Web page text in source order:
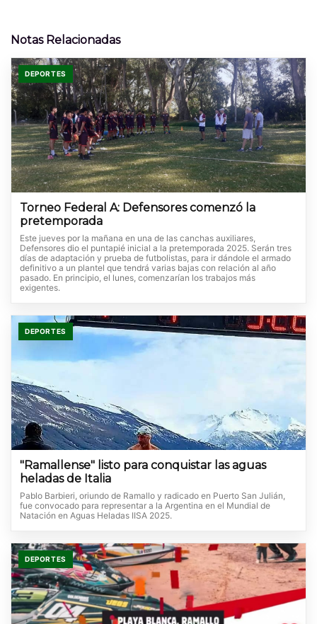
Notas Relacionadas
DEPORTES
Torneo Federal A: Defensores comenzó la
pretemporada
Este jueves por la mañana en una de las canchas auxiliares,
Defensores dio el puntapié inicial a la pretemporada 2025. Serán tres
días de adaptación y prueba de futbolistas, para ir dándole el armado
definitivo a un plantel que tendrá varias bajas con relación al año
pasado. En principio, el lunes, comenzarían los trabajos más
exigentes.
DEPORTES
"Ramallense" listo para conquistar las aguas
heladas de Italia
Pablo Barbieri, oriundo de Ramallo y radicado en Puerto San Julián,
fue convocado para representar a la Argentina en el Mundial de
Natación en Aguas Heladas IISA 2025.
DEPORTES